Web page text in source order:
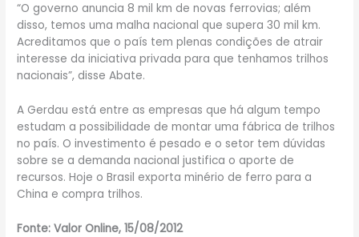
“O governo anuncia 8 mil km de novas ferrovias; além
disso, temos uma malha nacional que supera 30 mil km.
Acreditamos que o país tem plenas condições de atrair
interesse da iniciativa privada para que tenhamos trilhos
nacionais”, disse Abate.
A Gerdau está entre as empresas que há algum tempo
estudam a possibilidade de montar uma fábrica de trilhos
no país. O investimento é pesado e o setor tem dúvidas
sobre se a demanda nacional justifica o aporte de
recursos. Hoje o Brasil exporta minério de ferro para a
China e compra trilhos.
Fonte: Valor Online, 15/08/2012